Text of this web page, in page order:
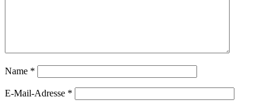
Name *
E-Mail-Adresse *